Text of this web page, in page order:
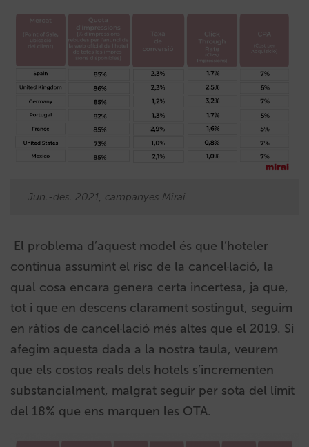
Jun.-des. 2021, campanyes Mirai
El problema d’aquest model és que l’hoteler
continua assumint el risc de la cancel·lació, la
qual cosa encara genera certa incertesa, ja que,
tot i que en descens clarament sostingut, seguim
en ràtios de cancel·lació més altes que el 2019. Si
afegim aquesta dada a la nostra taula, veurem
que els costos reals dels hotels s’incrementen
substancialment, malgrat seguir per sota del límit
del 18% que ens marquen les OTA.